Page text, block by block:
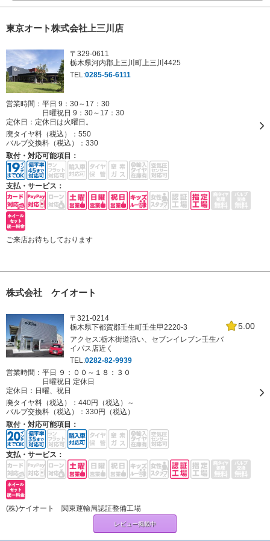
東京オート株式会社上三川店
〒329-0611
栃木県河内郡上三川町上三川4425
TEL:0285-56-6111
営業時間：平日 9：30～17：30
日曜祝日 9：30～17：30
定休日： 定休日は火曜日。
廃タイヤ料（税込）： 550
バルブ交換料（税込）： 330
取付・対応可能項目：
支払・サービス：
ご来店お待ちしております
株式会社 ケイオート
5.00
〒321-0214
栃木県下都賀郡壬生町壬生甲2220-3
アクセス:栃木街道沿い、セブンイレブン壬生バ
イパス店近く
TEL:0282-82-9939
営業時間：平日 ９：００～１８：３０
日曜祝日 定休日
定休日： 日曜、祝日
廃タイヤ料（税込）： 440円（税込）～
バルブ交換料（税込）： 330円（税込）
取付・対応可能項目：
支払・サービス：
(株)ケイオート 関東運輸局認証整備工場
レビュー掲載中